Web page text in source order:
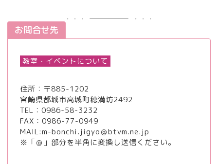
お問合せ先
教室・イベントについて
住所：〒885-1202
宮崎県都城市高城町穂満坊2492
TEL： 0986-58-3232
FAX：0986-77-0949
MAIL:m-bonchi.jigyo＠btvm.ne.jp
※「＠」部分を半角に変換し送信ください。